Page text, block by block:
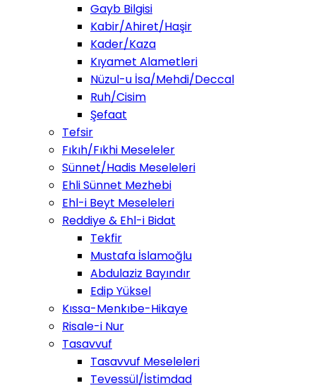
Gayb Bilgisi
Kabir/Ahiret/Haşir
Kader/Kaza
Kıyamet Alametleri
Nüzul-u İsa/Mehdi/Deccal
Ruh/Cisim
Şefaat
Tefsir
Fıkıh/Fıkhi Meseleler
Sünnet/Hadis Meseleleri
Ehli Sünnet Mezhebi
Ehl-i Beyt Meseleleri
Reddiye & Ehl-i Bidat
Tekfir
Mustafa İslamoğlu
Abdulaziz Bayındır
Edip Yüksel
Kıssa-Menkıbe-Hikaye
Risale-i Nur
Tasavvuf
Tasavvuf Meseleleri
Tevessül/İstimdad